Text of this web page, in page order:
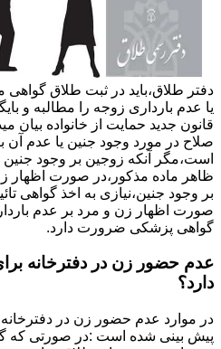
دفتر طلاق،باید در ثبت طلاق گواهی
قانون جدید حمایت از خانواده بیان
صلاح در مورد وجود جنین یا عدم آن
است،مگر آنکه زوجین بر وجود جنین
ظاهر ماده مذکور،در صورت اظهار
بر وجود جنین،نیازی به اخذ گواهی
صورت اظهار زن و مرد بر عدم
گواهی پزشکی ضرورت دارد.
عدم حضور زن در دفترخانه
دارد؟
در موارد عدم حضور زن در
پیش بینی شده است :در صورتی که